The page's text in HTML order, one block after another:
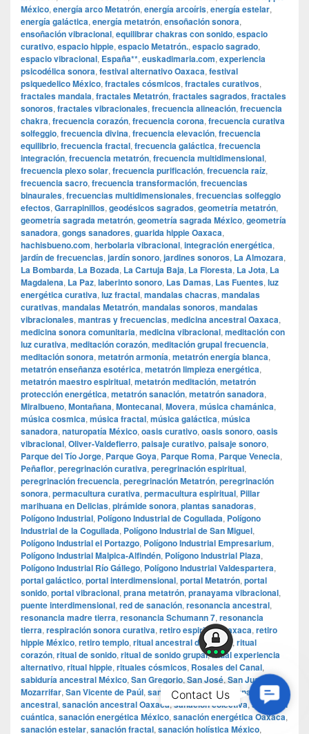
México, energía arco Metatrón, energía arcoíris, energía estelar,
energía galáctica, energía metatrón, ensoñación sonora,
ensoñación vibracional, equilibrar chakras con sonido, espacio
curativo, espacio hippie, espacio Metatrón., espacio sagrado,
espacio vibracional, España**, euskadimaria.com, experiencia
psicodélica sonora, festival alternativo Oaxaca, festival
psiquedelico México, fractales cósmicos, fractales curativos,
fractales mandala, fractales Metatrón, fractales sagrados, fractales
sonoros, fractales vibracionales, frecuencia alineación, frecuencia
chakra, frecuencia corazón, frecuencia corona, frecuencia curativa
solfeggio, frecuencia divina, frecuencia elevación, frecuencia
equilibrio, frecuencia fractal, frecuencia galáctica, frecuencia
integración, frecuencia metatrón, frecuencia multidimensional,
frecuencia plexo solar, frecuencia purificación, frecuencia raíz,
frecuencia sacro, frecuencia transformación, frecuencias
binaurales, frecuencias multidimensionales, frecuencias solfeggio
efectos, Garrapinillos, geodésicos sagrados, geometría metatrón,
geometría sagrada metatrón, geometría sagrada México, geometría
sanadora, gongs sanadores, guarida hippie Oaxaca,
hachisbueno.com, herbolaria vibracional, integración energética,
jardín de frecuencias, jardín sonoro, jardines sonoros, La Almozara,
La Bombarda, La Bozada, La Cartuja Baja, La Floresta, La Jota, La
Magdalena, La Paz, laberinto sonoro, Las Damas, Las Fuentes, luz
energética curativa, luz fractal, mandalas chacras, mandalas
curativas, mandalas Metatrón, mandalas sonoros, mandalas
vibracionales, mantras y frecuencias, medicina ancestral Oaxaca,
medicina sonora comunitaria, medicina vibracional, meditación con
luz curativa, meditación corazón, meditación grupal frecuencia,
meditación sonora, metatrón armonía, metatrón energía blanca,
metatrón enseñanza esotérica, metatrón limpieza energética,
metatrón maestro espiritual, metatrón meditación, metatrón
protección energética, metatrón sanación, metatrón sanadora,
Miralbueno, Montañana, Montecanal, Movera, música chamánica,
música cosmica, música fractal, música galáctica, música
sanadora, naturopatía México, oasis curativo, oasis sonoro, oasis
vibracional, Oliver-Valdefierro, paisaje curativo, paisaje sonoro,
Parque del Tío Jorge, Parque Goya, Parque Roma, Parque Venecia,
Peñaflor, peregrinación curativa, peregrinación espiritual,
peregrinación frecuencia, peregrinación Metatrón, peregrinación
sonora, permacultura curativa, permacultura espiritual, Pillar
marihuana en Delicias, pirámide sonora, plantas sanadoras,
Polígono Industrial, Polígono Industrial de Cogullada, Polígono
Industrial de la Cogullada, Polígono Industrial de San Miguel,
Polígono Industrial el Portazgo, Polígono Industrial Empresarium,
Polígono Industrial Malpica-Alfindén, Polígono Industrial Plaza,
Polígono Industrial Río Gállego, Polígono Industrial Valdespartera,
portal galáctico, portal interdimensional, portal Metatrón, portal
sonido, portal vibracional, prana metatrón, pranayama vibracional,
puente interdimensional, red de sanación, resonancia ancestral,
resonancia madre tierra, resonancia Schumann 7, resonancia
tierra, respiración sonora curativa, retiro espiritual Oaxaca, retiro
hippie México, retiro templo, ritual ancestral de sonido, ritual
corazón, ritual de sonido, ritual de sonido grupal,ritual experiencia
alternativo, ritual hippie, rituales cósmicos, Rosales del Canal,
sabiduría ancestral México, San Gregorio,San José,San Juan de
Mozarrifar, San Vicente de Paúl, sanación alternativa,
sanación
ancestral, sanación ancestral Oaxaca,sanación colectiva,sanación
cuántica, sanación energética México, sanación energética Oaxaca,
sanación estelar, sanación fractal, sanación holística México,
Us
Contact Us